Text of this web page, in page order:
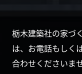
栃木建築社の家づ
は、お電話もしく
合わせくださいませ